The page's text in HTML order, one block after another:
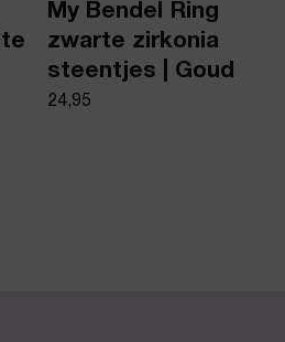
My Bendel Ring
zwarte zirkonia
steentjes | Goud
24,95